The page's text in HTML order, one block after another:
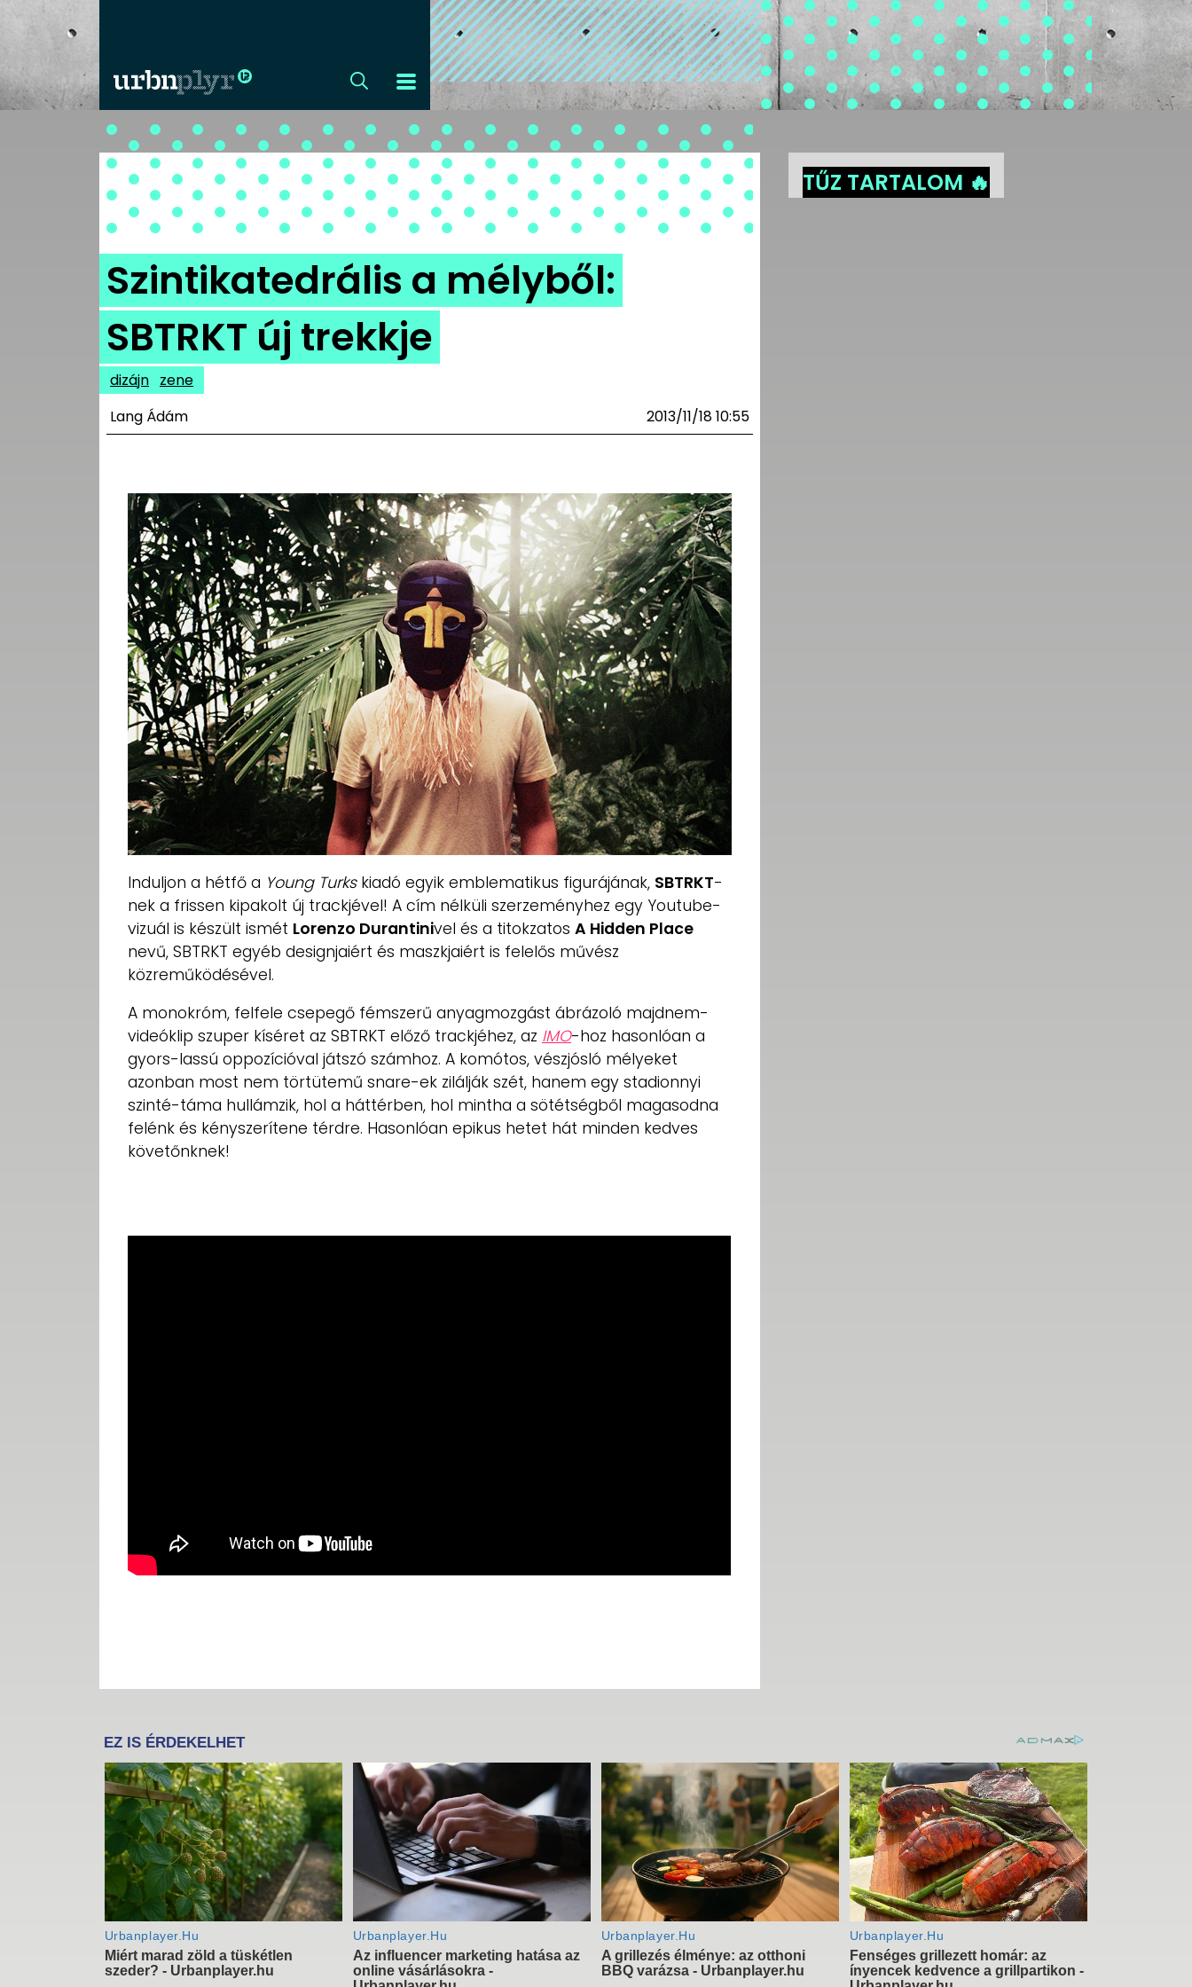
CÍMLAP
DIZÁJN
DIVAT
HIP
KULT
MÉDIAAJÁNLAT
IMPRESSZUM
PR-ARCHÍVUM
ADATKEZELÉSI
TÁJÉKOZTATÓ
Szintikatedrális a mélyből:
SBTRKT új trekkje
dizájn zene
Lang Ádám
2013/11/18 10:55
Induljon a hétfő a Young Turkskiadó egyik emblematikus figurájának, SBTRKT-
nek a frissen kipakolt új trackjével! A cím nélküli szerzeményhez egy Youtube-
vizuál is készült ismét Lorenzo Durantinivel és a titokzatos A Hidden Place
nevű, SBTRKT egyéb designjaiért és maszkjaiért is felelős művész
közreműködésével.
A monokróm, felfele csepegő fémszerű anyagmozgást ábrázoló majdnem-
videóklip szuper kíséret az SBTRKT előző trackjéhez, az IMO-hoz hasonlóan a
gyors-lassú oppozícióval játszó számhoz. A komótos, vészjósló mélyeket
azonban most nem törtütemű snare-ek zilálják szét, hanem egy stadionnyi
szinté-táma hullámzik, hol a háttérben, hol mintha a sötétségből magasodna
felénk és kényszerítene térdre. Hasonlóan epikus hetet hát minden kedves
követőnknek!
TŰZ TARTALOM 🔥